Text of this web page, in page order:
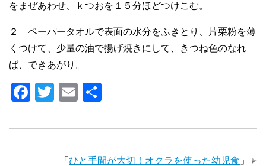
をまぜあわせ、ｋつおを１５分ほどつけこむ。
２ ペーパータオルで表面の水分をふきとり、片栗粉を薄
くつけて、少量の油で揚げ焼きにして、きつね色のなれ
ば、できあがり。
F
c
T
tt
E
ail
「 ひと手間が大切！オクラを使った幼児食 」